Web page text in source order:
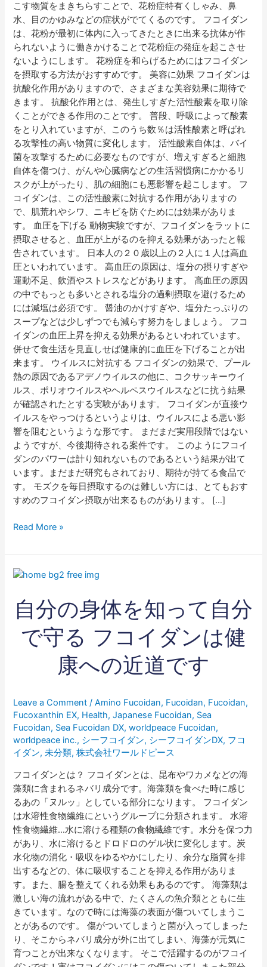
こす物質をまきちらすことで、花粉症特有くしゃみ、鼻
水、目のかゆみなどの症状がでてくるのです。 フコイダン
は、花粉が最初に体内に入ってきたときに出来る抗体が作
られないように働きかけることで花粉症の発症を起こさせ
ないようにします。 花粉症を和らげるためにはフコイダン
を摂取する方法がおすすめです。 美容に効果 フコイダンは
抗酸化作用がありますので、さまざまな美容効果に期待で
きます。 抗酸化作用とは、発生しすぎた活性酸素を取り除
くことができる作用のことです。 普段、呼吸によって酸素
をとり入れていますが、このうち数％は活性酸素と呼ばれ
る攻撃性の高い物質に変化します。 活性酸素自体は、バイ
菌を攻撃するために必要なものですが、増えすぎると細胞
自体を傷つけ、がんや心臓病などの生活習慣病にかかるリ
スクが上がったり、肌の細胞にも悪影響を起こします。 フ
コイダンは、この活性酸素に対抗する作用がありますの
で、肌荒れやシワ、ニキビを防ぐためには効果がありま
す。 血圧を下げる 動物実験ですが、フコイダンをラットに
摂取させると、血圧が上がるのを抑える効果があったと報
告されています。 日本人の２０歳以上の２人に１人は高血
圧といわれています。 高血圧の原因は、塩分の摂りすぎや
運動不足、飲酒やストレスなどがあります。 高血圧の原因
の中でもっとも多いとされる塩分の過剰摂取を避けるため
には減塩は必須です。 醤油のかけすぎや、塩分たっぷりの
スープなどは少しずつでも減らす努力をしましょう。 フコ
イダンの血圧上昇を抑える効果があるといわれています。
併せて食生活を見直しせば健康的に血圧を下げることが出
来ます。 ウイルスに対抗する フコイダンの効果で、プール
熱の原因であるアデノウイルスの他に、コクサッキーウイ
ルス、ポリオウイルスやヘルペスウイルスなどに抗う結果
が確認されたとする実験があります。 フコイダンが直接ウ
イルスをやっつけるというよりは、ウイルスによる悪い影
響を阻むというような形です。 まだまだ実用段階ではない
ようですが、今後期待される案件です。 このようにフコイ
ダンのパワーは計り知れないものであるという結果が出て
います。まだまだ研究もされており、期待が持てる食品で
す。 モズクを毎日摂取するのは難しい方には、とてもおす
すめのフコイダン摂取が出来るものがあります。 […]
Read More »
自分の身体を知って自分
で守る フコイダンは健
康への近道です
Leave a Comment /Amino Fucoidan, Fucoidan, Fucoidan,
Fucoxanthin EX, Health,Japanese Fucoidan, Sea
Fucoidan, Sea Fucoidan DX,worldpeace Fucoidan,
worldpeace inc., シーフコイダン, シーフコイダンDX, フコ
イダン,未分類,株式会社ワールドピース
フコイダンとは？ フコイダンとは、昆布やワカメなどの海
藻類に含まれるネバリ成分です。海藻類を食べた時に感じ
るあの「ヌルッ」としている部分になります。 フコイダン
は水溶性食物繊維にというグループに分類されます。 水溶
性食物繊維…水に溶ける種類の食物繊維です。水分を保つ力
があり、水に溶けるとドロドロのゲル状に変化します。炭
水化物の消化・吸収をゆるやかにしたり、余分な脂質を排
出するなどの、体に吸収することを抑える作用がありま
す。また、腸を整えてくれる効果もあるのです。 海藻類は
激しい海の流れがある中で、たくさんの魚介類とともに生
きています。なので時には海藻の表面が傷ついてしまうこ
とがあるのです。 傷がついてしまうと菌が入ってしまった
り、そこからネバリ成分が外に出てしまい、海藻が元気に
育つことが出来なくなります。 そこで活躍するのがフコイ
自
の
身
自
分
で
守
る
コ
イ
ダ
ン
は
健
康
へ
の
近
道
で
す